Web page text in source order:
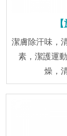
潔膚除汗味，
素，潔護運
燥，